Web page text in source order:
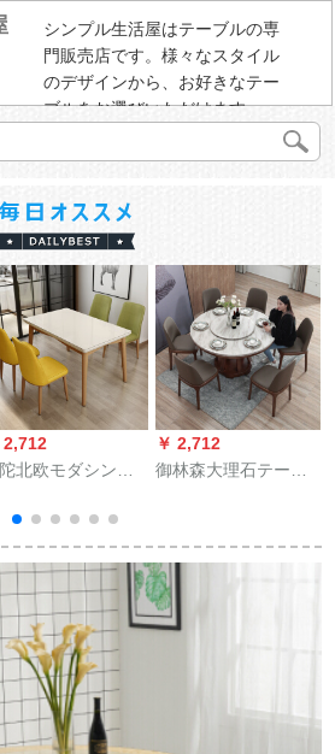
シンプル生活屋はテーブルの専
門販売店です。様々なスタイル
のデザインから、お好きなテー
ブルをお選びいただけます。
2,712
北欧モダシンプ
トタイプレストラ
具長方形ガラス
ブルセット家庭
テーブル4椅子革
110*60純木テー
ル
￥ 2,712
御林森大理石テーブ
4/6/8/10/12北欧ベル
ト回転盤新中国式天
然石テーブル1.8 m大
理石テーブル+14食事